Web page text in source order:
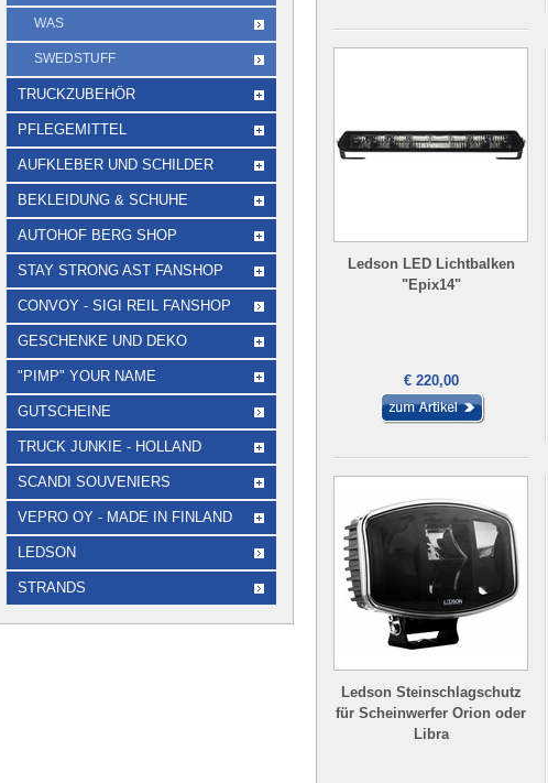
Ledson LED Lichtbalken
"Epix14"
€ 220,00
Ledson Steinschlagschutz
für Scheinwerfer Orion oder
Libra
WAS
SWEDSTUFF
TRUCKZUBEHÖR
PFLEGEMITTEL
AUFKLEBER UND SCHILDER
BEKLEIDUNG & SCHUHE
AUTOHOF BERG SHOP
STAY STRONG AST FANSHOP
CONVOY - SIGI REIL FANSHOP
GESCHENKE UND DEKO
"PIMP" YOUR NAME
GUTSCHEINE
TRUCK JUNKIE - HOLLAND
SCANDI SOUVENIERS
VEPRO OY - MADE IN FINLAND
LEDSON
STRANDS